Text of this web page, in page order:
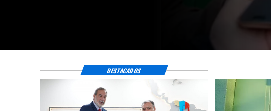
DESTACADOS